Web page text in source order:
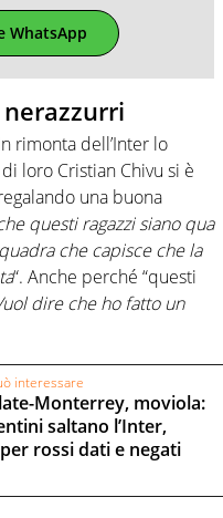
WhatsApp
nerazzurri
rimonta dell’Inter lo
loro Cristian Chivu si è
una buona
questi ragazzi siano qua
che capisce che la
“. Anche perché “questi
dire che ho fatto un
interessare
Monterrey, moviola:
saltano l’Inter,
rossi dati e negati